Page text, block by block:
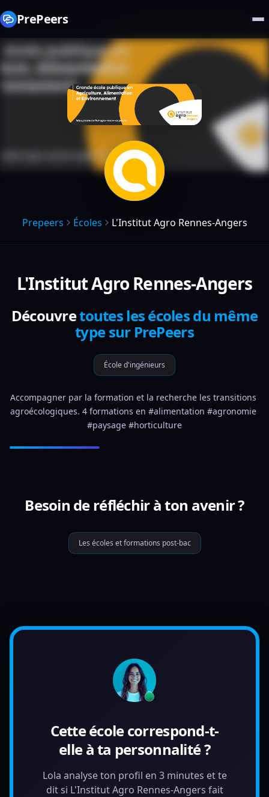
PrePeers
Prepeers Écoles L'Institut Agro Rennes-Angers
L'Institut Agro Rennes-Angers
Découvretoutes les écoles du même
type sur PrePeers
École d'ingénieurs
Accompagner par la formation et la recherche les transitions
agroécologiques. 4 formations en #alimentation #agronomie
#paysage #horticulture
Besoin de réfléchir à ton avenir ?
Les écoles et formations post-bac
Cette école correspond-t-
elle à ta personnalité ?
Lola analyse ton profil en 3 minutes et te
dit si L'Institut Agro Rennes-Angers fait